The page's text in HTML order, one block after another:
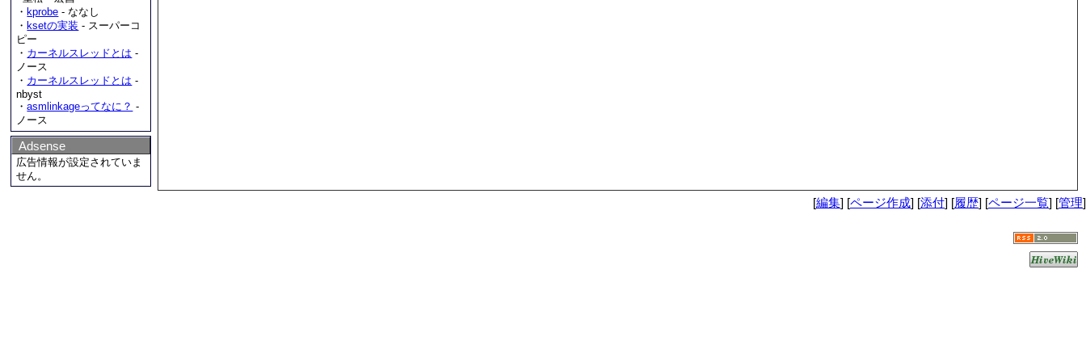
・ kprobe - ななし
・ ksetの実装 - スーパーコ
ピー
・ カーネルスレッドとは -
ノース
・ カーネルスレッドとは -
nbyst
・asmlinkageってなに？ -
ノース
Adsense
広告情報が設定されていま
せん。
[編集] [ページ作成] [添付] [履歴] [ページ一覧] [管理]